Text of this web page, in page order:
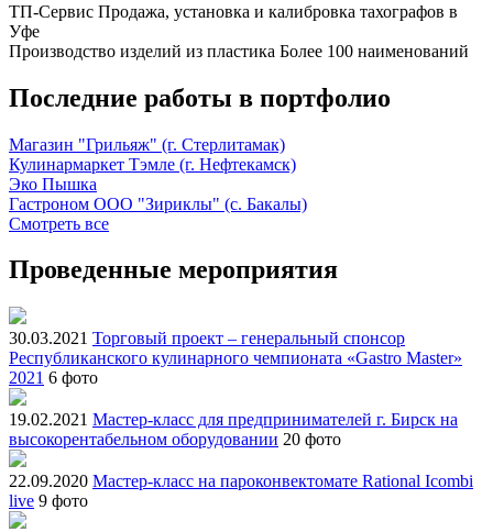
ТП-Сервис Продажа, установка и калибровка тахографов в
Уфе
Производство изделий из пластика Более 100 наименований
Последние работы в портфолио
Магазин "Грильяж" (г. Стерлитамак)
Кулинармаркет Тэмле (г. Нефтекамск)
Эко Пышка
Гастроном ООО "Зириклы" (с. Бакалы)
Смотреть все
Проведенные мероприятия
30.03.2021 Торговый проект – генеральный спонсор
Республиканского кулинарного чемпионата «Gastro Master»
2021 6 фото
19.02.2021 Мастер-класс для предпринимателей г. Бирск на
высокорентабельном оборудовании 20 фото
22.09.2020 Мастер-класс на пароконвектомате Rational Icombi
live 9 фото